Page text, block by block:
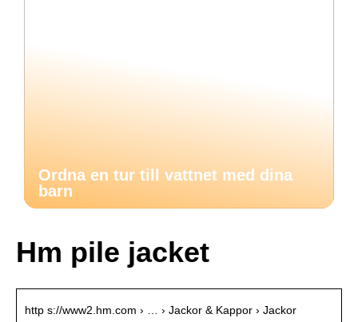
Ordna en tur till vattnet med dina
barn
Hm pile jacket
http s://www2.hm.com › … › Jackor & Kappor › Jackor